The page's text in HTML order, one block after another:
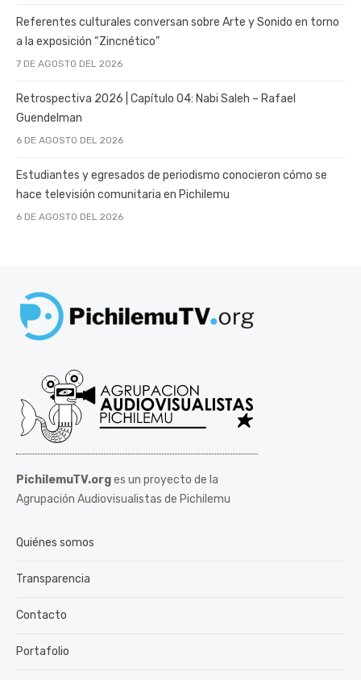
Referentes culturales conversan sobre Arte y Sonido en torno
a la exposición “Zincnético”
7 DE AGOSTO DEL 2026
Retrospectiva 2026 | Capítulo 04: Nabi Saleh – Rafael
Guendelman
6 DE AGOSTO DEL 2026
Estudiantes y egresados de periodismo conocieron cómo se
hace televisión comunitaria en Pichilemu
6 DE AGOSTO DEL 2026
PichilemuTV.orges un proyecto de la
Agrupación Audiovisualistas de Pichilemu
Quiénes somos
Transparencia
Contacto
Portafolio